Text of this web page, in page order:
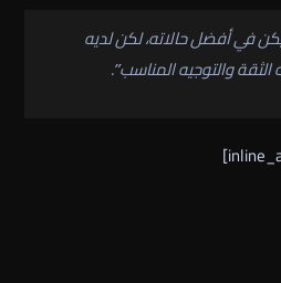
في أفضل حالاته، لكن لديه
والتوجيه المناسب”.